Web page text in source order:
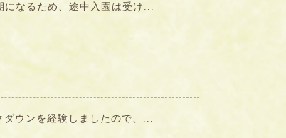
なるため、途中入園は受け...
ウンを経験しましたので、...